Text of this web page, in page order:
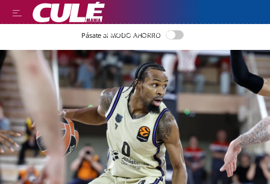
LLEGIR EN CATALÀ
Pásate al MODO AHORRO